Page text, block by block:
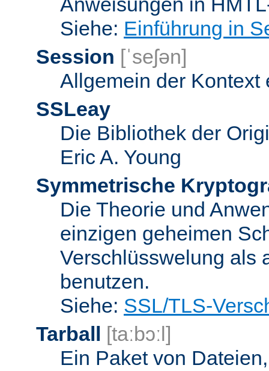
Siehe: Einführung in
Session [ˈseʃən]
Allgemein der Kontext
SSLeay
Die Bibliothek der
Eric A. Young
Symmetrische
Die Theorie und
einzigen geheimen
Verschlüsswelung als
benutzen.
Siehe: SSL/TLS-
Tarball [taːbɔːl]
Ein Paket von